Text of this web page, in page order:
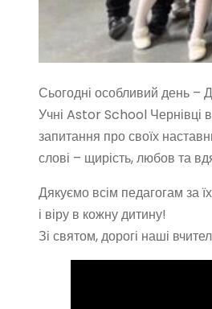
Сьогодні особливий день –
Учні Astor School Чернівці
запитання про своїх
слові – щирість, любов та
Дякуємо всім педагогам за
і віру в кожну дитину!
Зі святом, дорогі наші